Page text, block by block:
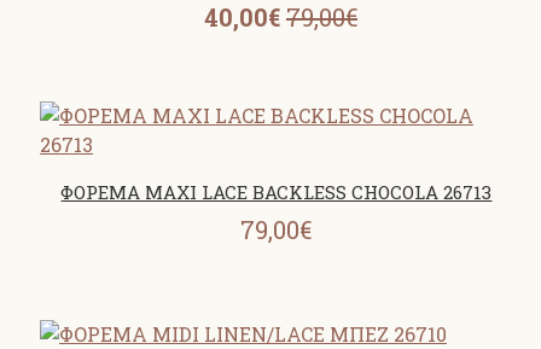
40,00€79,00€
ΦΟΡΕΜΑ MAXI LACE BACKLESS CHOCOLA 26713
79,00€